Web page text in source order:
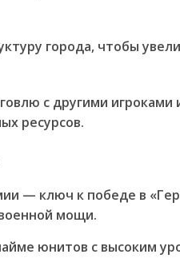
города, чтобы
с другими
ресурсов.
— ключ к победе в
мощи.
юнитов с высоким